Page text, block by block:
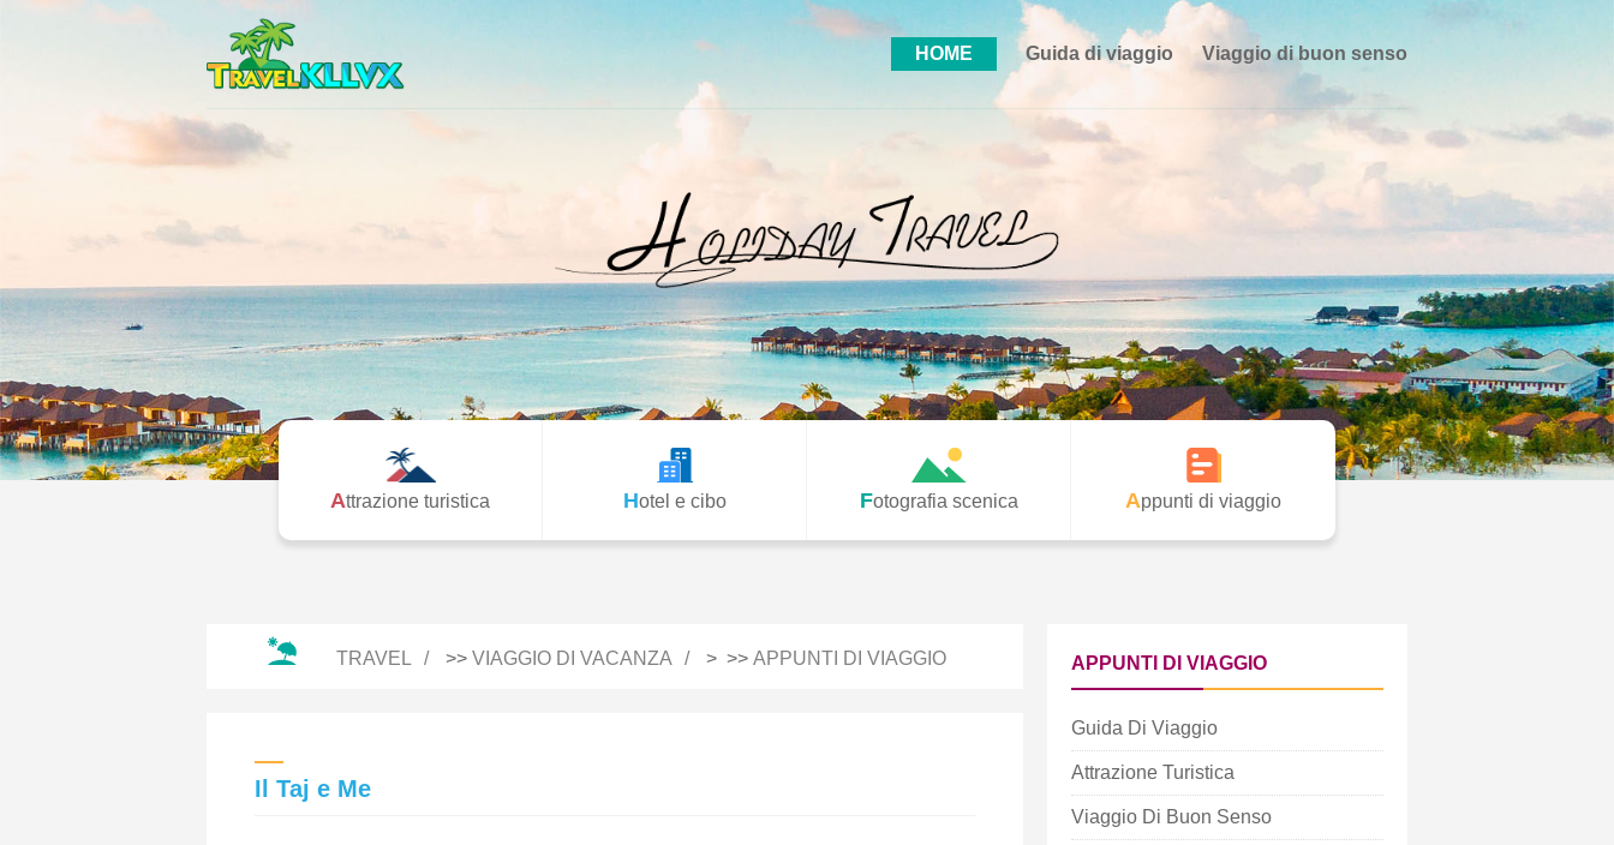
HOME Guida di viaggio Viaggio di buon senso
Attrazione turistica Hotel e cibo Fotografia scenica Appunti di viaggio
TRAVEL >> VIAGGIO DI VACANZA > >> APPUNTI DI VIAGGIO
Il Taj e Me
APPUNTI DI VIAGGIO
Guida Di Viaggio
Attrazione Turistica
Viaggio Di Buon Senso